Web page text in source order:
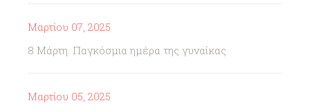
Μαρτίου 07, 2025
8 Μάρτη. Παγκόσμια ημέρα της γυναίκας
Μαρτίου 05, 2025